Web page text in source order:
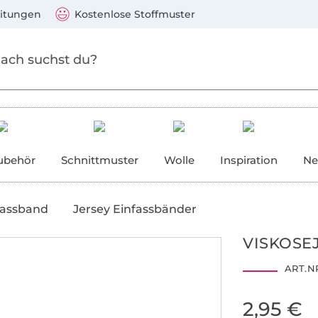
Kostenlose Stoffmuster
Schnittmuster Wolle Inspiration
Jersey Einfassbänder
2,95 €
Mastercard, PayPal, Giropay, Kauf auf Rechnung,